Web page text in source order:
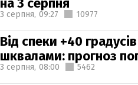
3 серпня, 09:27 10977
Від спеки +40
шквалами: прогноз
3 серпня, 08:00 5462